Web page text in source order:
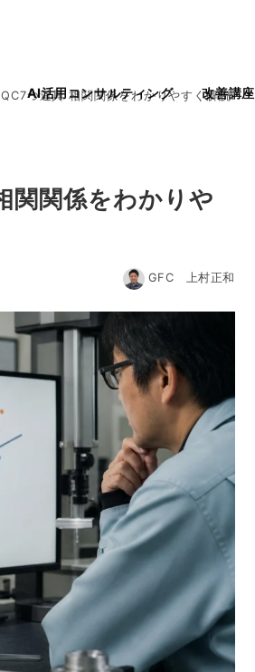
AI活用コンサルティング 改善講座
つ道具 相関関係をわかりやすく解説
関関係をわかりや
GFC 上村正和